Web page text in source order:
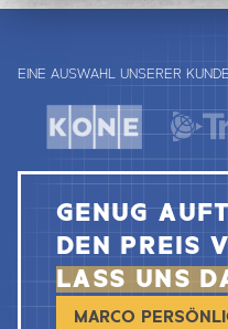
EINE AUSWAHL UNSERER
GENUG
DEN PREIS
LASS UNS
MARCO